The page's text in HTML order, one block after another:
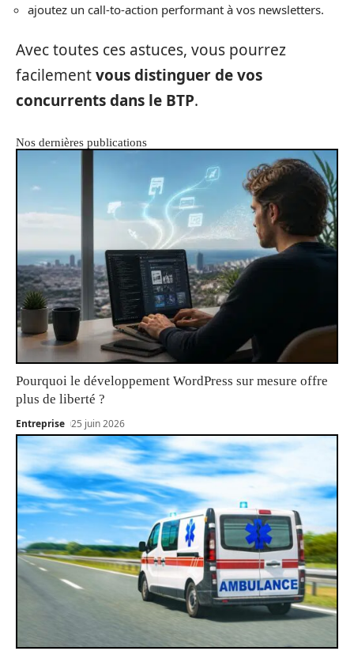
ajoutez un call-to-action performant à vos newsletters.
Avec toutes ces astuces, vous pourrez
facilementvous distinguer de vos
concurrents dans le BTP.
Nos dernières publications
Pourquoi le développement WordPress sur mesure offre
plus de liberté ?
Entreprise 25 juin 2026